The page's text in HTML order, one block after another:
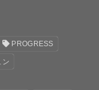
PROGRESS
ン